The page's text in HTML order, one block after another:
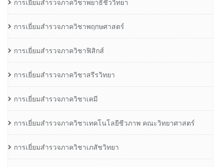
การเยี่ยมสำรวจภาควิชาพยาธิชีววิทยา
การเยี่ยมสำรวจภาควิชาพฤกษศาสตร์
การเยี่ยมสำรวจภาควิชาฟิสิกส์
การเยี่ยมสำรวจภาควิชาสรีรวิทยา
การเยี่ยมสำรวจภาควิชาเคมี
การเยี่ยมสำรวจภาควิชาเทคโนโลยีชีวภาพ คณะวิทยาศาสตร์
การเยี่ยมสำรวจภาควิชาเภสัชวิทยา